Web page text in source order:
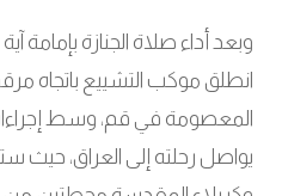
وبعد أداء صلاة الجنازة بإمامة
انطلق موكب التشييع باتجاه
المعصومة في قم، وسط
يواصل رحلته إلى العراق، حيث